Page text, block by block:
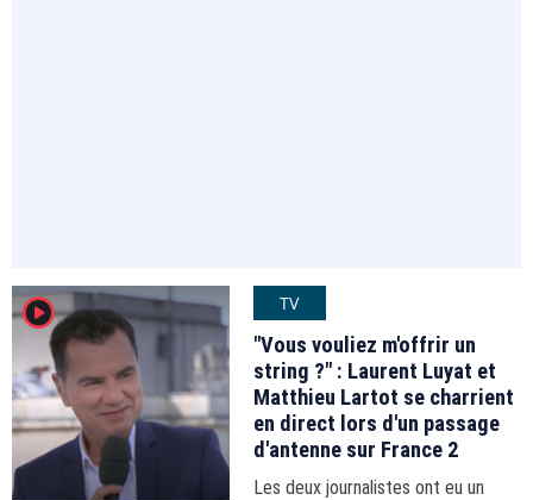
player2 TV
"Vous vouliez m'offrir un
string ?" : Laurent Luyat et
Matthieu Lartot se charrient
en direct lors d'un passage
d'antenne sur France 2
Les deux journalistes ont eu un